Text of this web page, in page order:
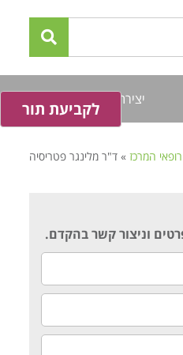
יצירת קשרלקביעת תור
רופאי המרכז » ד"ר מלינגר פטריסיה
וניצור קשר בהקדם.